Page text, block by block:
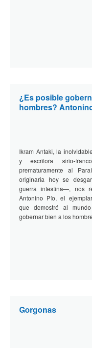
¿Es posible
hombres?
Ikram Antaki, la
y escritora sirio-
prematuramente al
originaria hoy se
guerra intestina—, nos
Antonino Pío, el
que demostró al
gobernar bien a los
Gorgonas